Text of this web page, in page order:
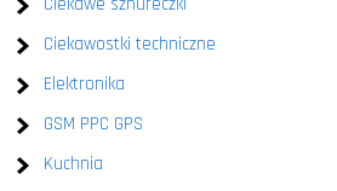
Ciekawostki techniczne
Elektronika
GSM PPC GPS
Kuchnia